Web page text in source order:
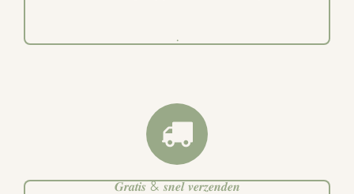
.
𝑮𝒓𝒂𝒕𝒊𝒔 & 𝒔𝒏𝒆𝒍 𝒗𝒆𝒓𝒛𝒆𝒏𝒅𝒆𝒏